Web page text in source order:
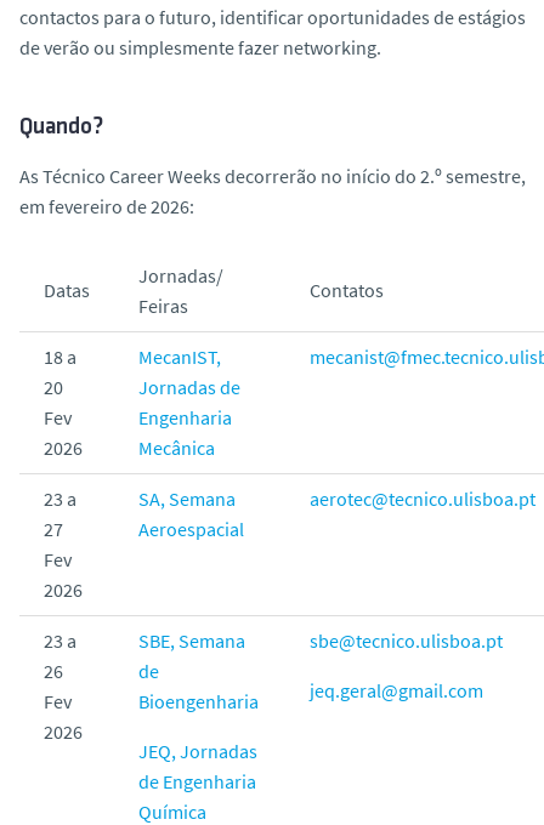
contactos para o futuro, identificar oportunidades de estágios
de verão ou simplesmente fazer networking.
Quando?
As Técnico Career Weeks decorrerão no início do 2.º semestre,
em fevereiro de 2026:
Datas
Jornadas/
Feiras
Contatos
18 a
20
Fev
2026
MecanIST,
Jornadas de
Engenharia
Mecânica
23 a
27
Fev
2026
SA, Semana
Aeroespacial
aerotec@tecnico.ulisboa.pt
23 a
26
Fev
2026
SBE, Semana
de
Bioengenharia
JEQ, Jornadas
de Engenharia
Química
sbe@tecnico.ulisboa.pt
jeq.geral@gmail.com